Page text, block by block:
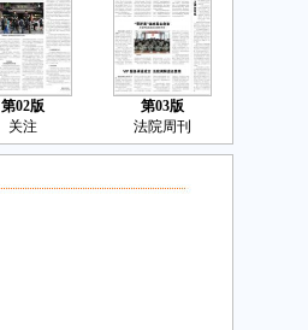
第02版
关注
第03版
法院周刊